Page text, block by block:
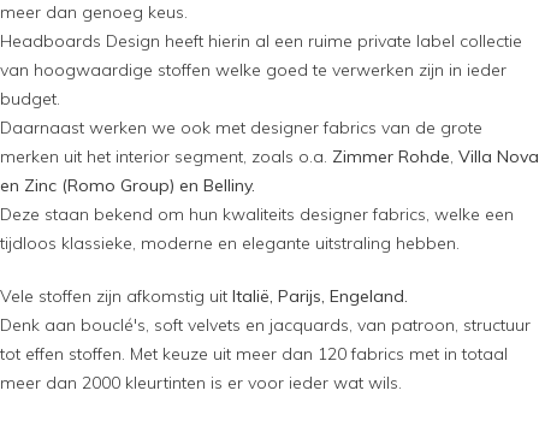
meer dan genoeg keus.
Headboards Design heeft hierin al een ruime private label collectie
van hoogwaardige stoffen welke goed te verwerken zijn in ieder
budget.
Daarnaast werken we ook met designer fabrics van de grote
merken uit het interior segment, zoals o.a. Zimmer Rohde, Villa Nova
en Zinc (Romo Group) en Belliny.
Deze staan bekend om hun kwaliteits designer fabrics, welke een
tijdloos klassieke, moderne en elegante uitstraling hebben.
Vele stoffen zijn afkomstig uit Italië, Parijs, Engeland.
Denk aan bouclé's, soft velvets en jacquards, van patroon, structuur
tot effen stoffen. Met keuze uit meer dan 120 fabrics met in totaal
meer dan 2000 kleurtinten is er voor ieder wat wils.